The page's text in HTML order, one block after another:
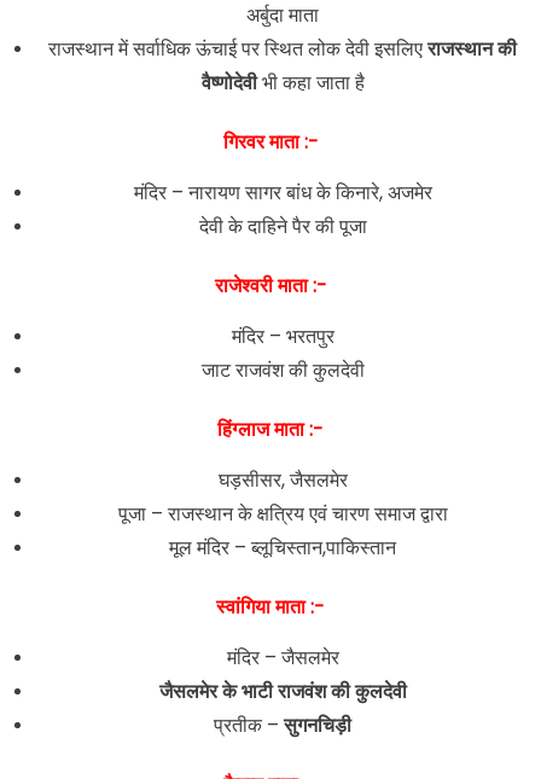
अर्बुदा माता
राजस्थान में सर्वाधिक ऊंचाई पर स्थित लोक देवी इसलिएराजस्थान की
वैष्णोदेवीभी कहा जाता है
गिरवर माता :-
मंदिर – नारायण सागर बांध के किनारे, अजमेर
देवी के दाहिने पैर की पूजा
राजेश्वरी माता :-
मंदिर – भरतपुर
जाट राजवंश की कुलदेवी
हिंग्लाज माता :-
घड़सीसर, जैसलमेर
पूजा – राजस्थान के क्षत्रिय एवं चारण समाज द्वारा
मूल मंदिर – ब्लूचिस्तान,पाकिस्तान
स्वांगिया माता :-
मंदिर – जैसलमेर
जैसलमेर के भाटी राजवंश की कुलदेवी
प्रतीक –सुगनचिड़ी